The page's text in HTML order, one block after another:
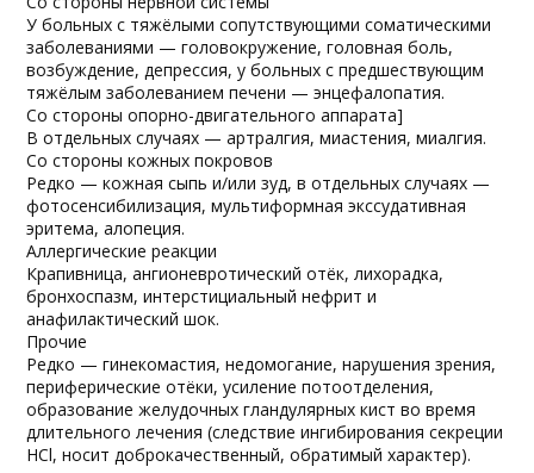
У больных с тяжёлыми сопутствующими соматическими
заболеваниями — головокружение, головная боль,
возбуждение, депрессия, у больных с предшествующим
тяжёлым заболеванием печени — энцефалопатия.
Со стороны опорно-двигательного аппарата]
В отдельных случаях — артралгия, миастения, миалгия.
Со стороны кожных покровов
Редко — кожная сыпь и/или зуд, в отдельных случаях —
фотосенсибилизация, мультиформная экссудативная
эритема, алопеция.
Аллергические реакции
Крапивница, ангионевротический отёк, лихорадка,
бронхоспазм, интерстициальный нефрит и
анафилактический шок.
Прочие
Редко — гинекомастия, недомогание, нарушения зрения,
периферические отёки, усиление потоотделения,
образование желудочных гландулярных кист во время
длительного лечения (следствие ингибирования секреции
HCl, носит доброкачественный, обратимый характер).